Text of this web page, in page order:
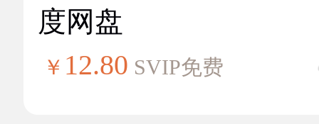
度网盘
￥ 12.80 SVIP免费